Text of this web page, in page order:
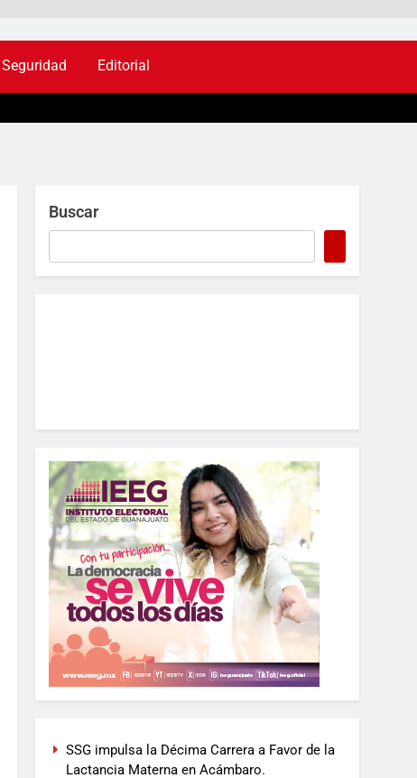
Seguridad Editorial
Buscar
SSG impulsa la Décima Carrera a Favor de la
Lactancia Materna en Acámbaro.